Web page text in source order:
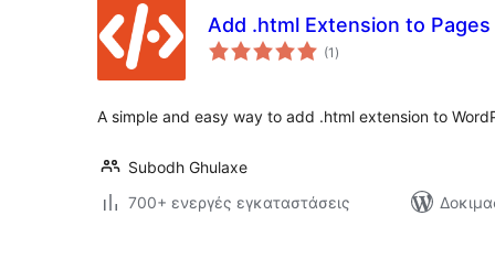
Add .html Extension to Pages
(1 αξιολογήσεις
σύνολο
)
A simple and easy way to add .html extension to
Subodh Ghulaxe
700+ ενεργές εγκαταστάσεις